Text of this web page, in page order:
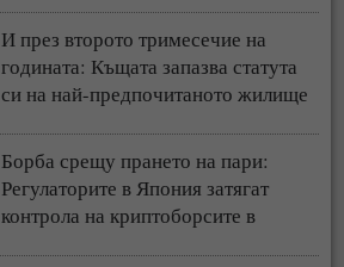
И през второто тримесечие на
годината: Къщата запазва статута
си на най-предпочитаното жилище
Борба срещу прането на пари:
Регулаторите в Япония затягат
контрола на криптоборсите в